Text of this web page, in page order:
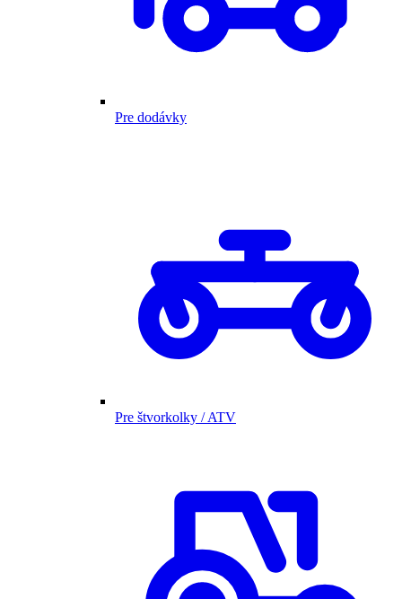
Pre dodávky
Pre štvorkolky / ATV